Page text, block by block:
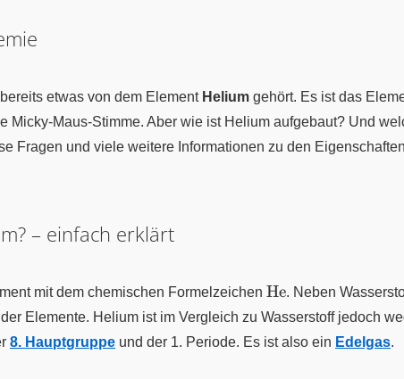
etwas von dem Element Helium gehört. Es ist das
Micky-Maus-Stimme. Aber wie ist Helium aufgebaut? Und
Fragen und viele weitere Informationen zu den
– einfach erklärt
mit dem chemischen Formelzeichen \ce{He}
He. Neben
Elemente. Helium ist im Vergleich zu Wasserstoff jedoch
8. Hauptgruppe und der 1. Periode. Es ist also ein Edelgas.